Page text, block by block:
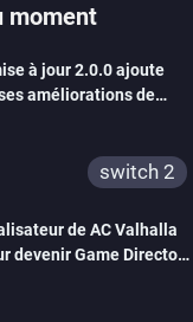
moment
à jour 2.0.0 ajoute
améliorations de
switch 2
de AC Valhalla
devenir Game Director